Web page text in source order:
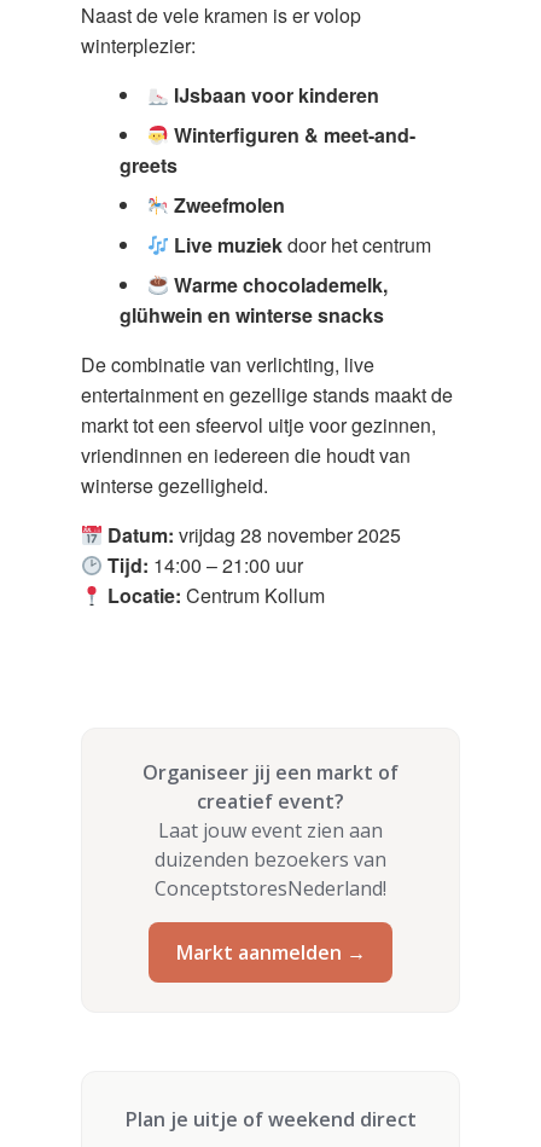
Naast de vele kramen is er volop
winterplezier:
IJsbaan voor kinderen
Winterfiguren & meet-and-
greets
Zweefmolen
Live muziekdoor het centrum
Warme chocolademelk,
glühwein en winterse snacks
De combinatie van verlichting, live
entertainment en gezellige stands maakt de
markt tot een sfeervol uitje voor gezinnen,
vriendinnen en iedereen die houdt van
winterse gezelligheid.
Datum: vrijdag 28 november 2025
Tijd: 14:00 – 21:00 uur
Locatie: Centrum Kollum
Organiseer jij een markt of
creatief event?
Laat jouw event zien aan
duizenden bezoekers van
ConceptstoresNederland!
Markt aanmelden →
Plan je uitje of weekend direct